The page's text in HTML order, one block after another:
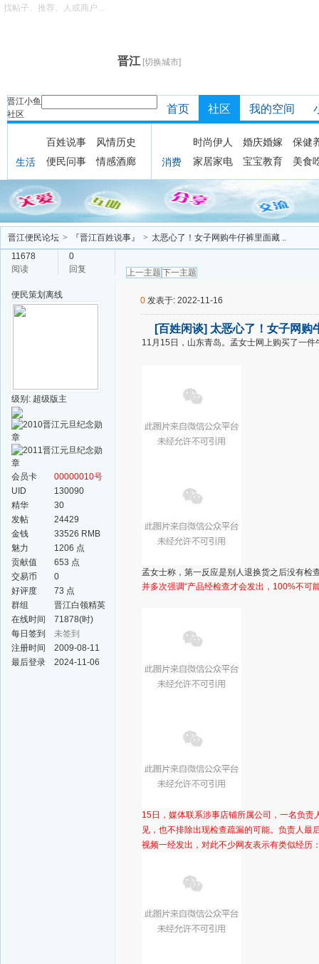
晋江 [切换城市]
晋江小鱼
社区
找帖子、推荐、人或商户...
首页 社区 我的空间
生活
百姓说事
风情历史
便民问事
情感酒廊 消费
时尚伊人 婚庆婚嫁
保健
家居家电
宝宝教育 美食
晋江便民论坛 > 『晋江百姓说事』 > 太恶心了！女子网购牛仔裤里面藏 ..
11678
阅读
0
回复
上一主题 下一主题
便民策划 离线
级别: 超级版主
会员卡
00000010号
UID
130090
精华
30
发帖
24429
金钱
33526 RMB
魅力
1206 点
贡献值
653 点
交易币
0
好评度
73 点
群组
晋江白领精英
群
在线时间
71878(时)
每日签到
未签到
注册时间
2009-08-11
最后登录
2024-11-06
0 发表于: 2022-11-16
[百姓闲谈] 太恶心了！女子网购
11月15日，山东青岛。孟女士网上购买了一
孟女士称，第一反应是别人退换货之后没有检
并多次强调“产品经检查才会发出，100%不可
15日，媒体联系涉事店铺所属公司，一名负
见，也不排除出现检查疏漏的可能。负责人
视频一经发出，对此不少网友表示有类似经历